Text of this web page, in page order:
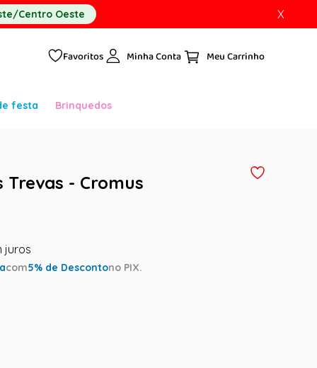
Centro Oeste X
Favoritos Minha Conta
festa Brinquedos
Trevas - Cromus
com5% de Descontono PIX.